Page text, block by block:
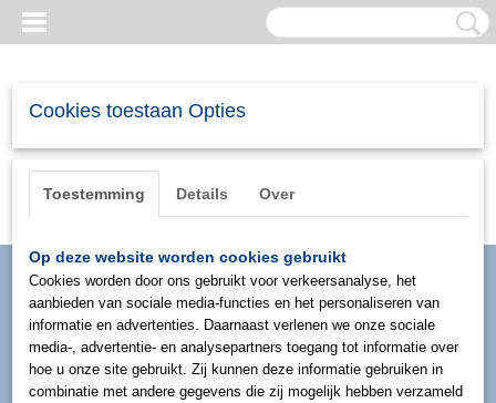
Cookies toestaan Opties
Toestemming Details Over
Op deze website worden cookies gebruikt
Cookies worden door ons gebruikt voor verkeersanalyse, het
aanbieden van sociale media-functies en het personaliseren van
informatie en advertenties. Daarnaast verlenen we onze sociale
media-, advertentie- en analysepartners toegang tot informatie over
hoe u onze site gebruikt. Zij kunnen deze informatie gebruiken in
combinatie met andere gegevens die zij mogelijk hebben verzameld